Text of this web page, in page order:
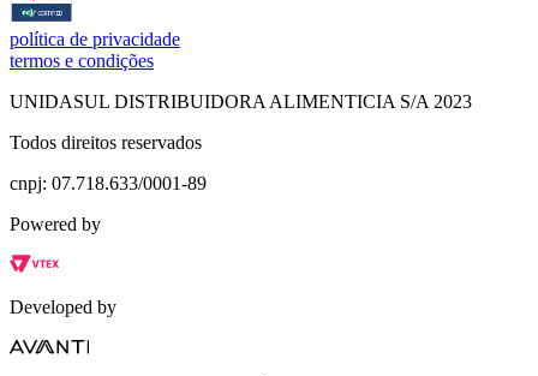
política de privacidade
termos e condições
UNIDASUL DISTRIBUIDORA ALIMENTICIA S/A 2023
Todos direitos reservados
cnpj: 07.718.633/0001-89
Powered by
Developed by